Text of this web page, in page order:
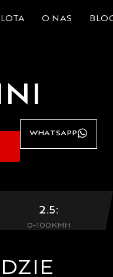
O NAS
WHATSAPP
2.5:
0-100KMH
BLUETOOTH: